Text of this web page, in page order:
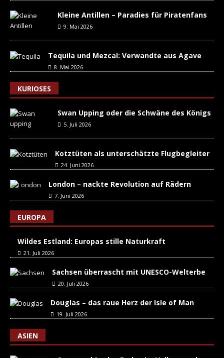
Kleine Antillen – Paradies für Piratenfans
9. Mai 2026
Tequila und Mezcal: Verwandte aus Agave
8. Mai 2026
KURIOSES
Swan Upping oder die Schwäne des Königs
5. Juli 2026
Kotztüten als unterschätzte Flugbegleiter
24. Juni 2026
London – nackte Revolution auf Rädern
7. Juni 2026
EUROPA
Wildes Estland: Europas stille Naturkraft
21. Juli 2026
Sachsen überrascht mit UNESCO-Welterbe
20. Juli 2026
Douglas – das raue Herz der Isle of Man
19. Juli 2026
ASIEN